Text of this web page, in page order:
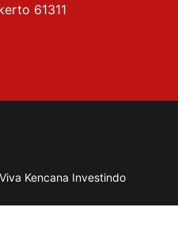
61311
Kencana Investindo